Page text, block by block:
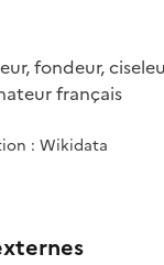
fondeur,
français
: Wikidata